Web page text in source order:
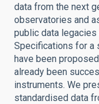
data from the next
observatories and
public data
Specifications for a
have been
already been
instruments. We
standardised data